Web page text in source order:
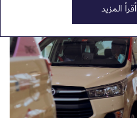
أقرأ المزيد